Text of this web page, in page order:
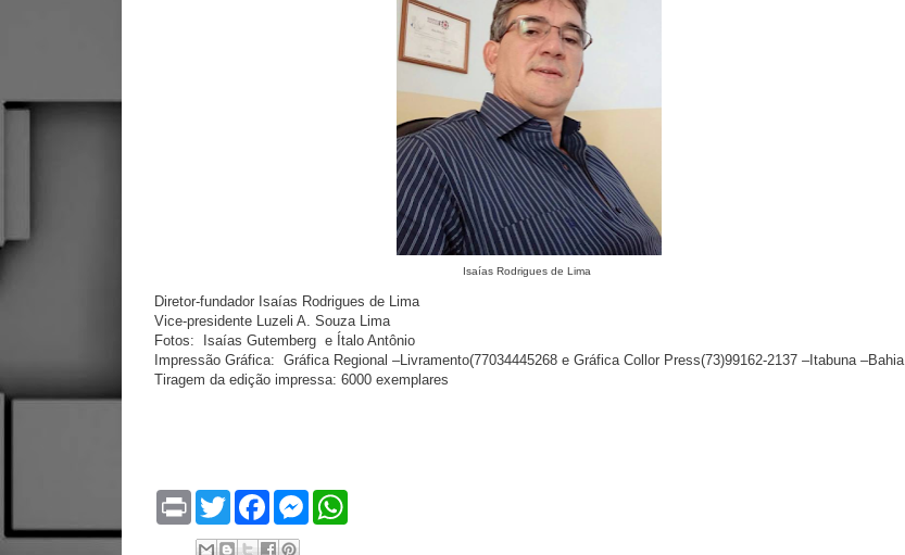
Isaías Rodrigues de Lima
Diretor-fundador Isaías Rodrigues de Lima
Vice-presidente Luzeli A. Souza Lima
Fotos:
Isaías Gutemberg e Ítalo Antônio
Impressão Gráfica: Gráfica Regional –Livramento(77034445268 e Gráfica Collor Press(73)99162-2137 –Itabuna –Bahia
Tiragem da edição impressa: 6000 exemplares
P
T
w
t
F
e
M